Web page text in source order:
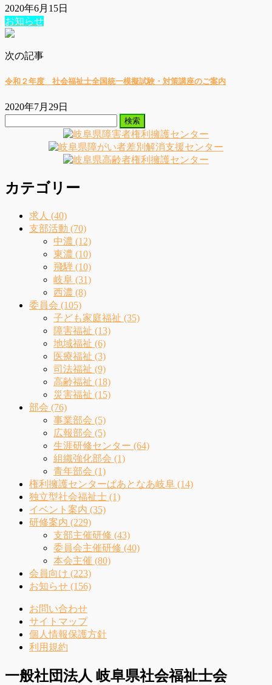
2020年6月15日
お知らせ
次の記事
令和２年度 社会福祉士全国統一模擬試験・対策講座のご案内
2020年7月29日
カテゴリー
求人 (40)
支部活動 (70)
中濃 (12)
東濃 (10)
飛騨 (10)
岐阜 (31)
西濃 (8)
委員会 (105)
子ども家庭福祉 (35)
障害福祉 (13)
地域福祉 (6)
医療福祉 (3)
司法福祉 (9)
高齢福祉 (18)
災害福祉 (15)
部会 (76)
事業部会 (5)
広報部会 (5)
生涯研修センター (64)
組織強化部会 (1)
青年部会 (1)
権利擁護センターぱあとなあ岐阜 (14)
独立型社会福祉士 (1)
イベント案内 (35)
研修案内 (229)
支部主催研修 (43)
委員会主催研修 (40)
本会主催 (80)
会員向け (223)
お知らせ (156)
お問い合わせ
サイトマップ
個人情報保護方針
利用規約
一般社団法人 岐阜県社会福祉士会